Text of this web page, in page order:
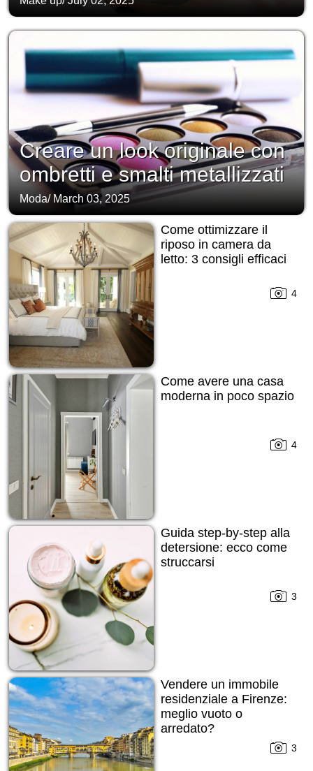
Creare un look originale con
ombretti e smalti metallizzati
Moda/ March 03, 2025
Come ottimizzare il
riposo in camera da
letto: 3 consigli efficaci
4
Come avere una casa
moderna in poco spazio
4
Guida step-by-step alla
detersione: ecco come
struccarsi
3
Vendere un immobile
residenziale a Firenze:
meglio vuoto o
arredato?
3